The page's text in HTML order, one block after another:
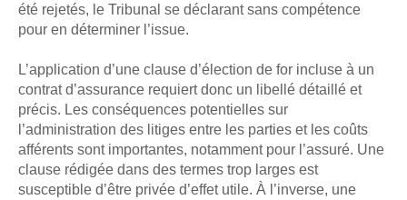
été rejetés, le Tribunal se déclarant sans compétence
pour en déterminer l’issue.
L’application d’une clause d’élection de for incluse à un
contrat d’assurance requiert donc un libellé détaillé et
précis. Les conséquences potentielles sur
l’administration des litiges entre les parties et les coûts
afférents sont importantes, notamment pour l’assuré. Une
clause rédigée dans des termes trop larges est
susceptible d’être privée d’effet utile. À l’inverse, une